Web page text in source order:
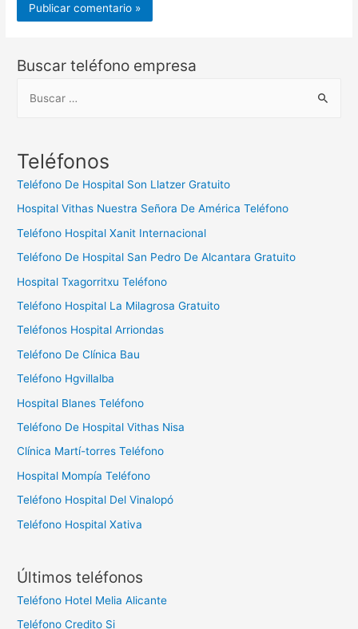
Buscar teléfono empresa
c
Teléfonos
Teléfono De Hospital Son Llatzer Gratuito
Hospital Vithas Nuestra Señora De América Teléfono
Teléfono Hospital Xanit Internacional
Teléfono De Hospital San Pedro De Alcantara Gratuito
Hospital Txagorritxu Teléfono
Teléfono Hospital La Milagrosa Gratuito
Teléfonos Hospital Arriondas
Teléfono De Clínica Bau
Teléfono Hgvillalba
Hospital Blanes Teléfono
Teléfono De Hospital Vithas Nisa
Clínica Martí-torres Teléfono
Hospital Mompía Teléfono
Teléfono Hospital Del Vinalopó
Teléfono Hospital Xativa
Últimos teléfonos
Teléfono Hotel Melia Alicante
Teléfono Credito Si